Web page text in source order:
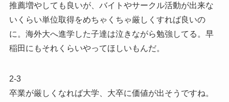
推薦増やしても良いが、バイトやサークル活動が出来な
いくらい単位取得をめちゃくちゃ厳しくすれば良いの
に。海外大へ進学した子達は泣きながら勉強してる。早
稲田にもそれくらいやってほしいもんだ。
2-3
卒業が厳しくなれば大学、大卒に価値が出そうですね。